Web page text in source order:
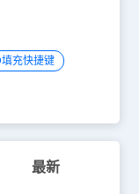
充快捷键
最新